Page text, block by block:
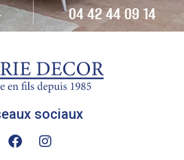
04 42 44 09 14
sociaux